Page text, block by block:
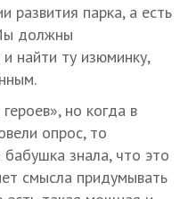
развития парка, а есть
должны
найти ту изюминку,
но когда в
опрос, то
знала, что это
смысла придумывать